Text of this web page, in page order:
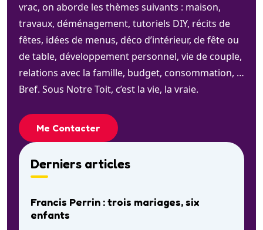
vrac, on aborde les thèmes suivants : maison,
travaux, déménagement, tutoriels DIY, récits de
fêtes, idées de menus, déco d’intérieur, de fête ou
de table, développement personnel, vie de couple,
relations avec la famille, budget, consommation, …
Bref. Sous Notre Toit, c’est la vie, la vraie.
Me Contacter
Derniers articles
Francis Perrin : trois mariages, six
enfants